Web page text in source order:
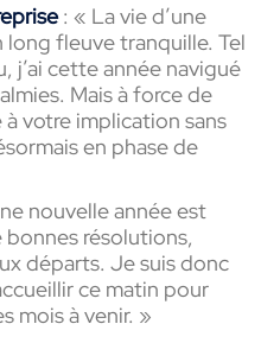
: « La vie d’une
long fleuve tranquille. Tel
j’ai cette année navigué
Mais à force de
votre implication sans
en phase de
nouvelle année est
résolutions,
départs. Je suis donc
ce matin pour
mois à venir. »